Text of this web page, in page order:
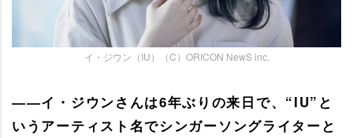
イ・ジウン（IU）（C）ORICON NewS inc.
――イ・ジウンさんは6年ぶりの来日で、“IU”と
いうアーティスト名でシンガーソングライターと